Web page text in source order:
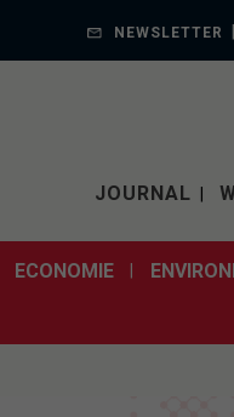
NEWSLETTER
JOURNAL
ECONOMIE